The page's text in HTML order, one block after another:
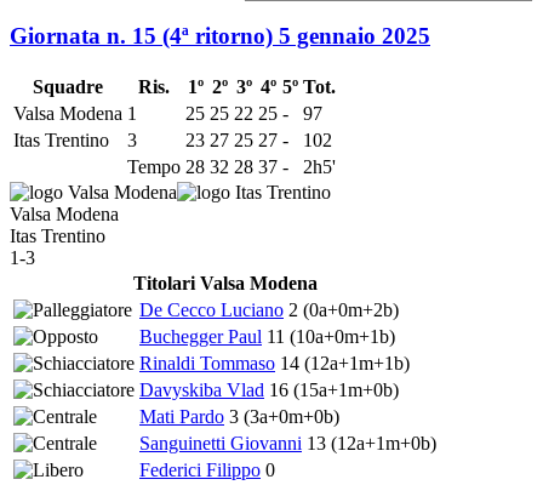
Giornata n. 15 (4ª ritorno) 5 gennaio 2025
Squadre Ris. 1º 2º 3º 4º 5º Tot.
Valsa Modena 1 25 25 22 25 -
97
Itas Trentino
3 23 27 25 27 -
102
Tempo 28 32 28 37 - 2h5'
Valsa Modena
Itas Trentino
1-3
Titolari Valsa Modena
De Cecco Luciano 2 (0a+0m+2b)
Buchegger Paul 11 (10a+0m+1b)
Rinaldi Tommaso 14 (12a+1m+1b)
Davyskiba Vlad 16 (15a+1m+0b)
Mati Pardo 3 (3a+0m+0b)
Sanguinetti Giovanni 13 (12a+1m+0b)
Federici Filippo 0